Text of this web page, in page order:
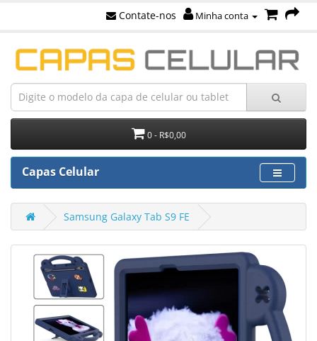
Contate-nos Minha conta
0 - R$0,00
Capas Celular
Samsung Galaxy Tab S9 FE